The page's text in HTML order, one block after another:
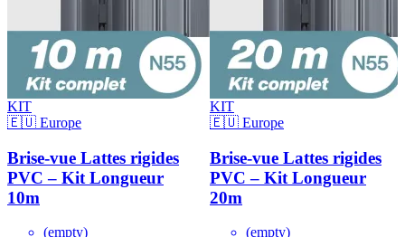
KIT
🇪🇺 Europe
Brise-vue Lattes rigides
PVC – Kit Longueur
10m
(empty)
KIT
🇪🇺 Europe
Brise-vue Lattes rigides
PVC – Kit Longueur
20m
(empty)